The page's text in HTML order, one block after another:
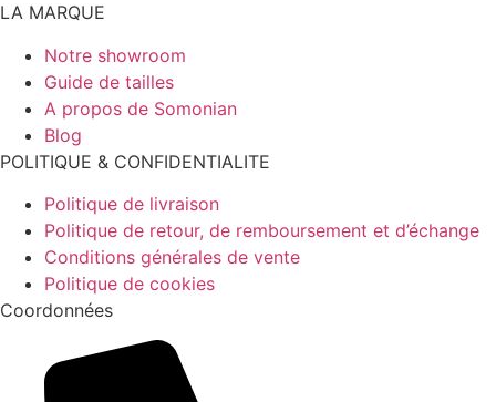
LA MARQUE
Notre showroom
Guide de tailles
A propos de Somonian
Blog
POLITIQUE & CONFIDENTIALITE
Politique de livraison
Politique de retour, de remboursement et d’échange
Conditions générales de vente
Politique de cookies
Coordonnées